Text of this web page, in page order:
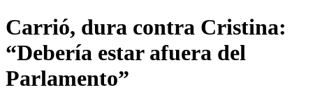
Carrió, dura contra Cristina:
“Debería estar afuera del
Parlamento”